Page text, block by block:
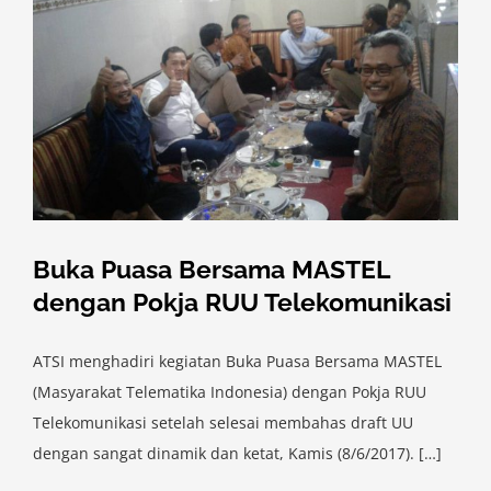
Buka Puasa Bersama MASTEL
dengan Pokja RUU Telekomunikasi
ATSI menghadiri kegiatan Buka Puasa Bersama MASTEL
(Masyarakat Telematika Indonesia) dengan Pokja RUU
Telekomunikasi setelah selesai membahas draft UU
dengan sangat dinamik dan ketat, Kamis (8/6/2017). […]